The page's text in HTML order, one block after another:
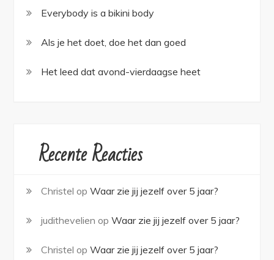
Everybody is a bikini body
Als je het doet, doe het dan goed
Het leed dat avond-vierdaagse heet
Recente Reacties
Christel opWaar zie jij jezelf over 5 jaar?
judithevelien opWaar zie jij jezelf over 5 jaar?
Christel opWaar zie jij jezelf over 5 jaar?